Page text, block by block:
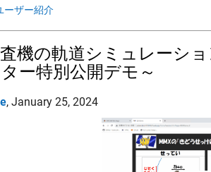
ーザー紹介
機の軌道シミュレーシ
ー特別公開デモ～
, January 25, 2024